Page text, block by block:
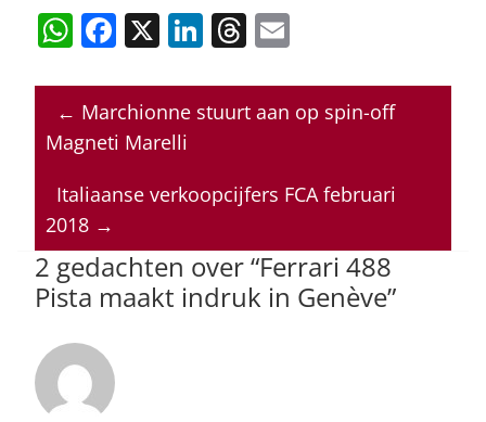
W
at
s
A
p
p
F
c
e
o
o
k
X Li
k
e
n
T
re
a
s
ai
l
← Marchionne stuurt aan op spin-off
Magneti Marelli
Italiaanse verkoopcijfers FCA februari
2018 →
2 gedachten over “Ferrari 488
Pista maakt indruk in Genève”